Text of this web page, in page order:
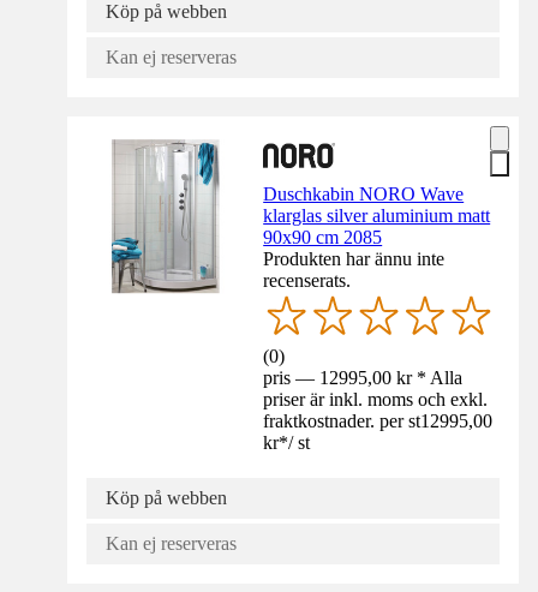
Köp på webben
Kan ej reserveras
Duschkabin NORO Wave
klarglas silver aluminium matt
90x90 cm 2085
Produkten har ännu inte
recenserats.
(0)
pris — 12995,00 kr * Alla
priser är inkl. moms och exkl.
fraktkostnader. per st12995,00
kr*/ st
Köp på webben
Kan ej reserveras